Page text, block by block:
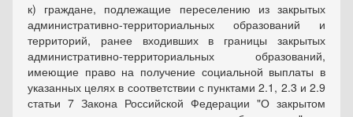
к) граждане, подлежащие переселению из закрытых
административно-территориальных образований и
территорий, ранее входивших в границы закрытых
административно-территориальных образований,
имеющие право на получение социальной выплаты в
указанных целях в соответствии с пунктами 2.1, 2.3 и 2.9
статьи 7 Закона Российской Федерации "О закрытом